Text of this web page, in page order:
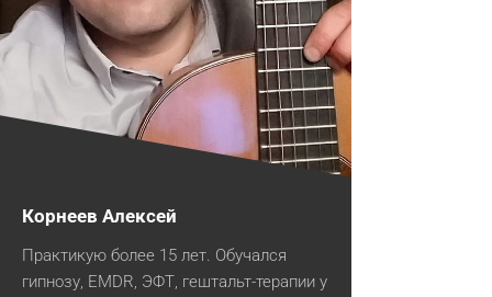
Корнеев Алексей
Практикую более 15 лет. Обучался
гипнозу, EMDR, ЭФТ, гештальт-терапии у